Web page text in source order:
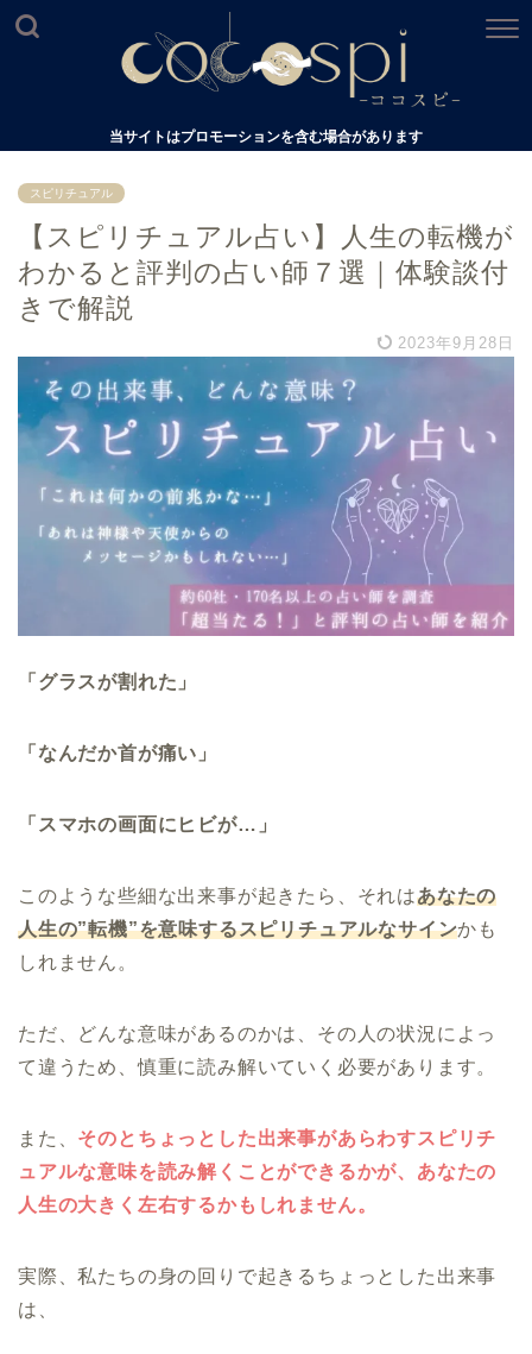
当サイトはプロモーションを含む場合があります
スピリチュアル
【スピリチュアル占い】人生の転機が
わかると評判の占い師７選｜体験談付
きで解説
2023年9月28日
「グラスが割れた」
「なんだか首が痛い」
「スマホの画面にヒビが…」
このような些細な出来事が起きたら、それはあなたの
人生の”転機”を意味するスピリチュアルなサインかも
しれません。
ただ、どんな意味があるのかは、その人の状況によっ
て違うため、慎重に読み解いていく必要があります。
また、 そのとちょっとした出来事があらわすスピリチ
ュアルな意味を読み解くことができるかが、あなたの
人生の大きく左右するかもしれません。
実際、私たちの身の回りで起きるちょっとした出来事
は、